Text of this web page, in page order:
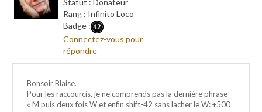
Statut : Donateur
Rang : Infinito Loco
Badge :
Connectez-vous pour
répondre
Bonsoir Blaise.
Pour les raccourcis, je ne comprends pas la dernière phrase
« M puis deux fois W et enfin shift-42 sans lacher le W: +500